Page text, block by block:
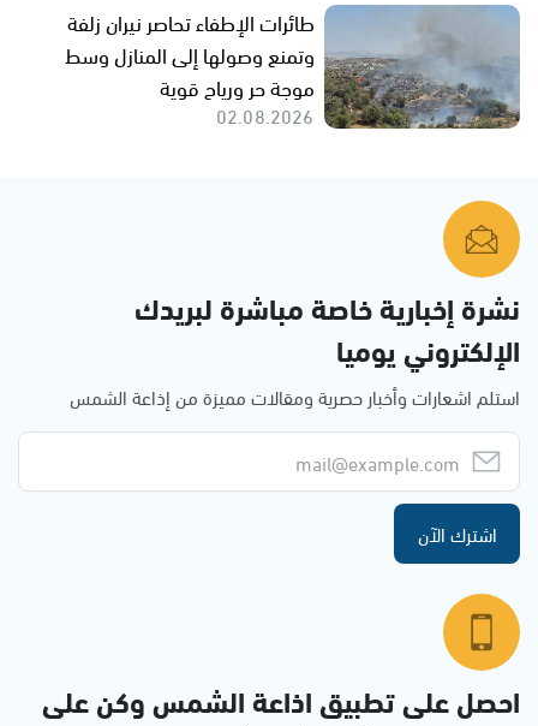
طائرات الإطفاء تحاصر نيران زلفة
وتمنع وصولها إلى المنازل وسط
موجة حر ورياح قوية
02.08.2026
نشرة إخبارية خاصة مباشرة لبريدك
الإلكتروني يوميا
استلم اشعارات وأخبار حصرية ومقالات مميزة من إذاعة الشمس
اشترك الآن
احصل على تطبيق اذاعة الشمس وكن على